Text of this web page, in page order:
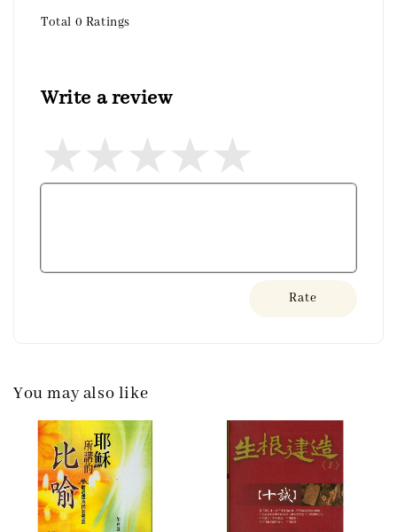
Total 0 Ratings
Write a review
Rate
You may also like